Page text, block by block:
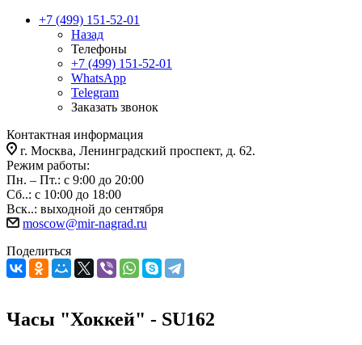
+7 (499) 151-52-01
Назад
Телефоны
+7 (499) 151-52-01
WhatsApp
Telegram
Заказать звонок
Контактная информация
г. Москва, Ленинградский проспект, д. 62.
Режим работы:
Пн. – Пт.: с 9:00 до 20:00
Сб..: с 10:00 до 18:00
Вск..: выходной до сентября
moscow@mir-nagrad.ru
Поделиться
Часы "Хоккей" - SU162